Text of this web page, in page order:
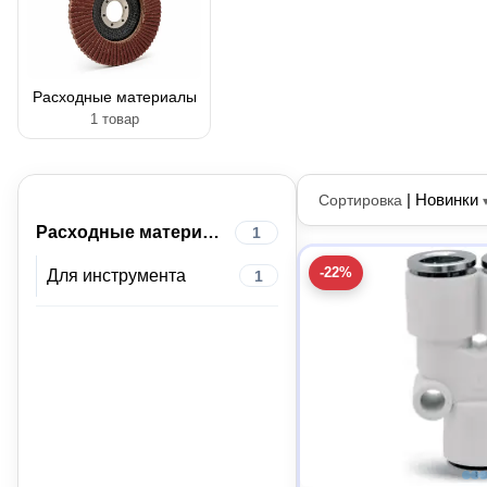
Расходные материалы
1 товар
Расходные материалы 1
Для инструмента 1
Сортировка | Новинки
-22%